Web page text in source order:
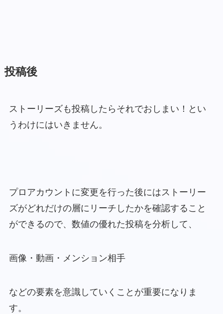
投稿後
ストーリーズも投稿したらそれでおしまい！とい
うわけにはいきません。
プロアカウントに変更を行った後にはストーリー
ズがどれだけの層にリーチしたかを確認すること
ができるので、数値の優れた投稿を分析して、
画像・動画・メンション相手
などの要素を意識していくことが重要になりま
す。